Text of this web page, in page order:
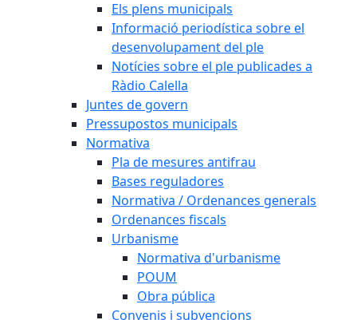
Els plens municipals
Informació periodística sobre el
desenvolupament del ple
Notícies sobre el ple publicades a
Ràdio Calella
Juntes de govern
Pressupostos municipals
Normativa
Pla de mesures antifrau
Bases reguladores
Normativa / Ordenances generals
Ordenances fiscals
Urbanisme
Normativa d'urbanisme
POUM
Obra pública
Convenis i subvencions